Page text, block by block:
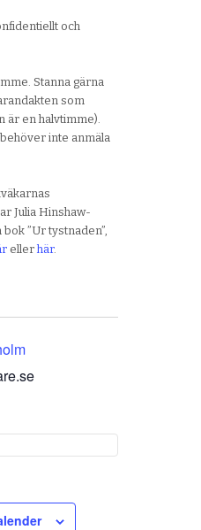
och
Stanna gärna
som
är en halvtimme).
inte anmäla
Julia Hinshaw-
”Ur tystnaden”,
eller här.